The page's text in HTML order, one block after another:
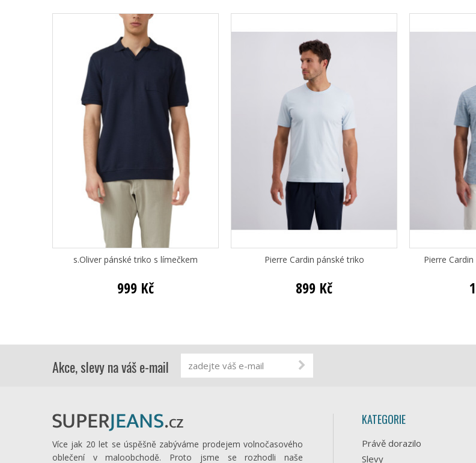
s.Oliver pánské triko s límečkem
999 Kč
Pierre Cardin pánské triko
899 Kč
Pierre
Akce, slevy na váš e-mail
Více jak 20 let se úspěšně zabýváme prodejem volnočasového
oblečení v maloobchodě. Proto jsme se rozhodli naše
KATEGORIE
Právě dorazilo
Slevy